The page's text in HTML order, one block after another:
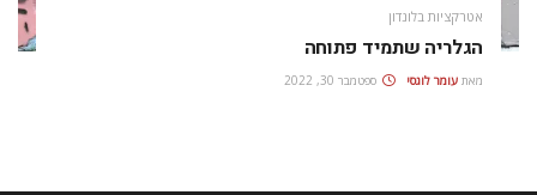
אטרקציות בלונדון
הגלריה שתמיד פתוחה
מאת עומר לוגסי ספטמבר 30, 2022